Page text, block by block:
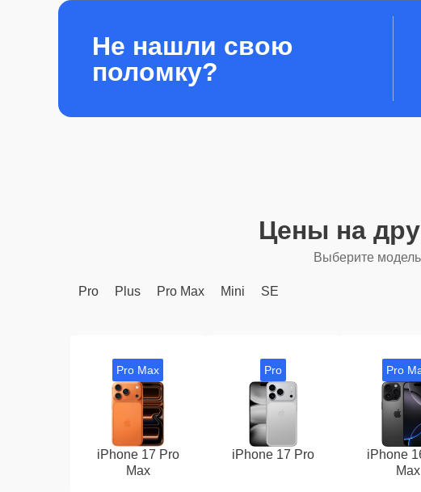
Не нашли свою
поломку?
Цены на
Выберите модель
Pro Plus Pro Max Mini SE
Pro Max
iPhone 17 Pro
Max
Pro
iPhone 17 Pro
Pro
iPhone
Max